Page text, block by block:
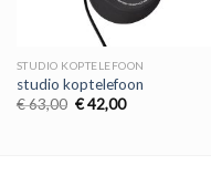
STUDIO KOPTELEFOON
studio koptelefoon
€63,00 Oorspronkelijke
€42,00Huidige